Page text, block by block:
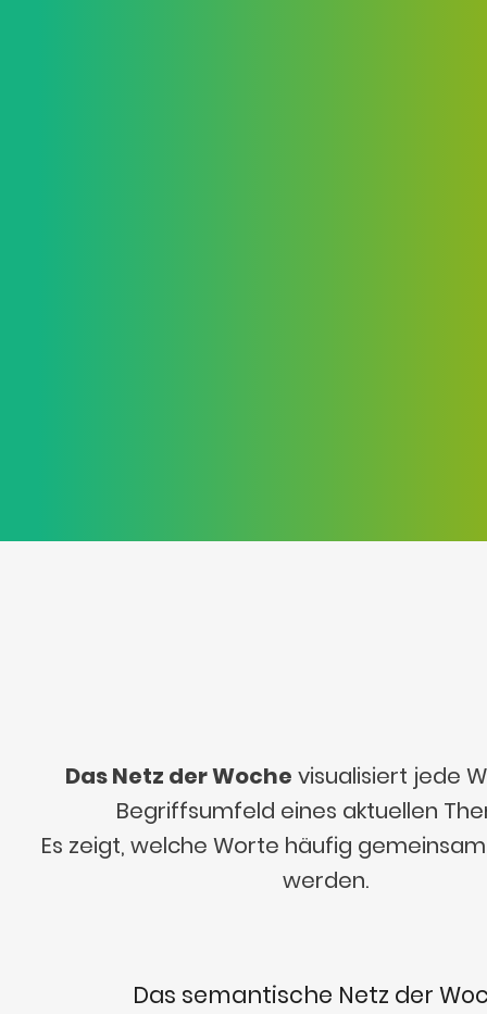
Das Netz der Woche visualisiert jede
Begriffsumfeld eines aktuellen
Es zeigt, welche Worte häufig
werden.
Das semantische Netz der